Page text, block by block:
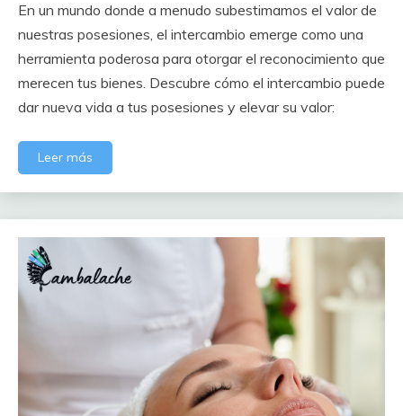
En un mundo donde a menudo subestimamos el valor de
nuestras posesiones, el intercambio emerge como una
herramienta poderosa para otorgar el reconocimiento que
merecen tus bienes. Descubre cómo el intercambio puede
dar nueva vida a tus posesiones y elevar su valor:
Leer más